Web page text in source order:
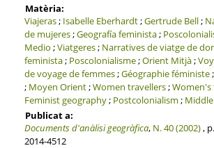
Matèria:
Viajeras; Isabelle Eberhardt;Gertrude Bell;
de mujeres;Geografía feminista;
Medio ;Viatgeres; Narratives de viatge de
feminista; Poscolonialisme;Orient Mitjà;
de voyage de femmes;Géographie féministe;
; Moyen Orient;Women travellers;Women's
Feminist geography; Postcolonialism ;
Publicat a:
Documents d'anàlisi geogràfica, N. 40 (2002),
2014-4512